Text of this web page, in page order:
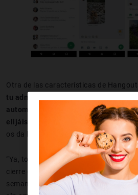
Otra de las características de
tu administrador podréis guardar o
automáticamente todas las
elijáis . Además, de conservar las
os da la posibilidad de incluir a
“Ya, todo eso está muy bien… pero,
cierre de Hangouts?”. Es cierto.
semanas que el
Hangouts clásico